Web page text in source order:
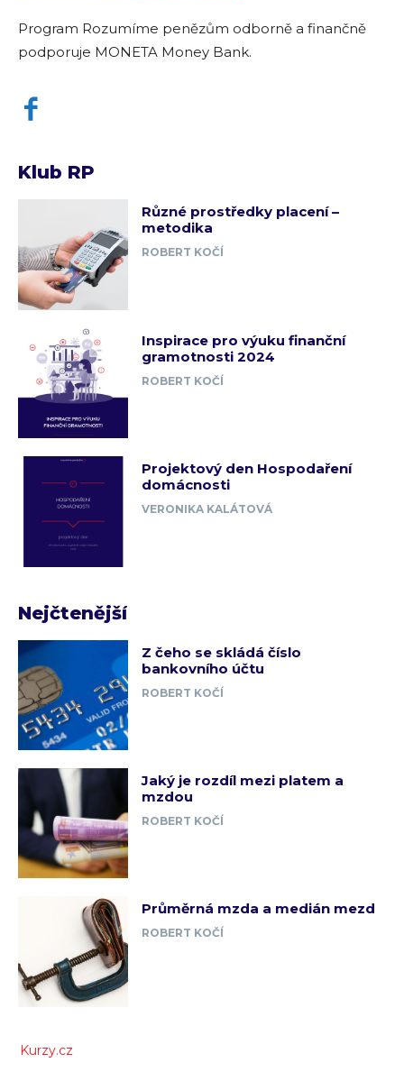
Program Rozumíme penězům odborně a finančně
podporuje MONETA Money Bank.
Klub RP
Různé prostředky placení –
metodika
ROBERT KOČÍ
Inspirace pro výuku finanční
gramotnosti 2024
ROBERT KOČÍ
Projektový den Hospodaření
domácnosti
VERONIKA KALÁTOVÁ
Nejčtenější
Z čeho se skládá číslo
bankovního účtu
ROBERT KOČÍ
Jaký je rozdíl mezi platem a
mzdou
ROBERT KOČÍ
Průměrná mzda a medián mezd
ROBERT KOČÍ
Kurzy.cz